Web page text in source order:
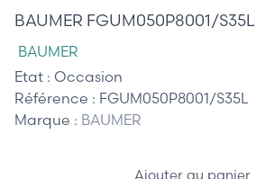
BAUMER FGUM050P8001/S35L
BAUMER
Etat : Occasion
Référence : FGUM050P8001/S35L
Marque : BAUMER
Ajouter au panier